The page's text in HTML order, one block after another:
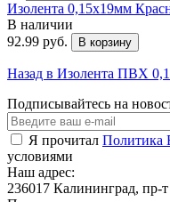
Изолента 0,15x19мм
В наличии
92.99 руб.
В корзину
Назад в Изолента ПВХ
Подписывайтесь на
Я прочитал Политика
условиями
Наш адрес:
236017 Калининград,​ пр-